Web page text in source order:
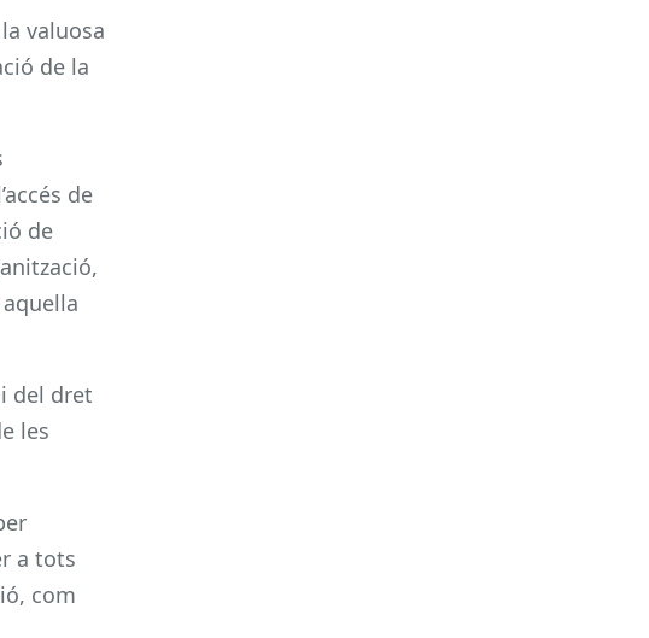
valuosa
de la
de
de
del dret
les
a tots
com